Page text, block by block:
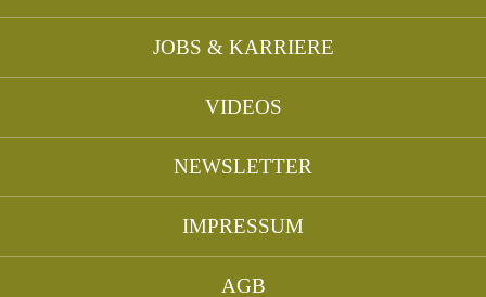
JOBS & KARRIERE
VIDEOS
NEWSLETTER
IMPRESSUM
AGB